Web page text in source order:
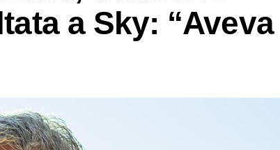
a Sky: “Aveva